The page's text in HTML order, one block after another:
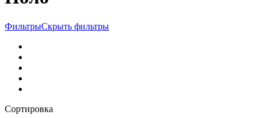
ФильтрыСкрыть фильтры
Сортировка